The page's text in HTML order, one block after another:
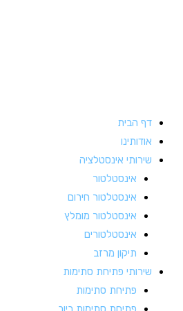
דף הבית
אודותינו
שירותי אינסטלציה
אינסטלטור
אינסטלטור חירום
אינסטלטור מומלץ
אינסטלטורים
תיקון מרזב
שירותי פתיחת סתימות
פתיחת סתימות